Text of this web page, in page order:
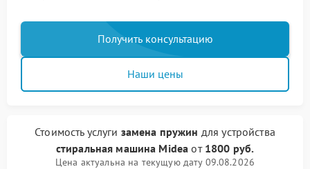
Получить консультацию
Наши цены
Стоимость услуги замена пружин для устройства
стиральная машина Midea от 1800 руб.
Цена актуальна на текущую дату 09.08.2026